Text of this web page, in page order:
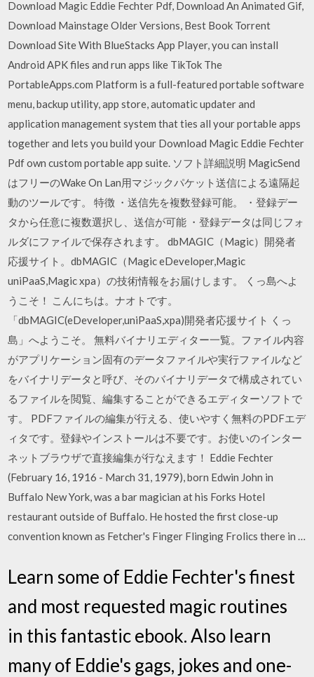
Download Magic Eddie Fechter Pdf, Download An Animated Gif,
Download Mainstage Older Versions, Best Book Torrent
Download Site With BlueStacks App Player, you can install
Android APK files and run apps like TikTok The
PortableApps.com Platform is a full-featured portable software
menu, backup utility, app store, automatic updater and
application management system that ties all your portable apps
together and lets you build your Download Magic Eddie Fechter
Pdf own custom portable app suite. ソフト詳細説明 MagicSend
はフリーのWake On Lan用マジックパケット送信による遠隔起
動のツールです。 特徴 ・送信先を複数登録可能。 ・登録デー
タから任意に複数選択し、送信が可能 ・登録データは同じフォ
ルダにファイルで保存されます。 dbMAGIC（Magic）開発者
応援サイト。dbMAGIC（Magic eDeveloper,Magic
uniPaaS,Magic xpa）の技術情報をお届けします。 くっ島へよ
うこそ！ こんにちは。ナオトです。
「dbMAGIC(eDeveloper,uniPaaS,xpa)開発者応援サイト くっ
島」へようこそ。 無料バイナリエディター一覧。ファイル内容
がアプリケーション固有のデータファイルや実行ファイルなど
をバイナリデータと呼び、そのバイナリデータで構成されてい
るファイルを閲覧、編集することができるエディターソフトで
す。 PDFファイルの編集が行える、使いやすく無料のPDFエデ
ィタです。登録やインストールは不要です。お使いのインター
ネットブラウザで直接編集が行なえます！ Eddie Fechter
(February 16, 1916 - March 31, 1979), born Edwin John in
Buffalo New York, was a bar magician at his Forks Hotel
restaurant outside of Buffalo. He hosted the first close-up
convention known as Fetcher's Finger Flinging Frolics there in …
Learn some of Eddie Fechter's finest
and most requested magic routines
in this fantastic ebook. Also learn
many of Eddie's gags, jokes and one-